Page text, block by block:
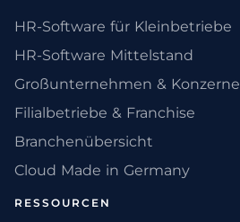
HR-Software für Kleinbetriebe
HR-Software Mittelstand
Großunternehmen & Konzerne
Filialbetriebe & Franchise
Branchenübersicht
Cloud Made in Germany
RESSOURCEN